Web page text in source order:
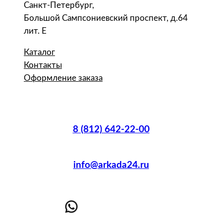
Санкт-Петербург,
Большой Сампсониевский проспект, д.64
лит. Е
Каталог
Контакты
Оформление заказа
8 (812) 642-22-00
info@arkada24.ru